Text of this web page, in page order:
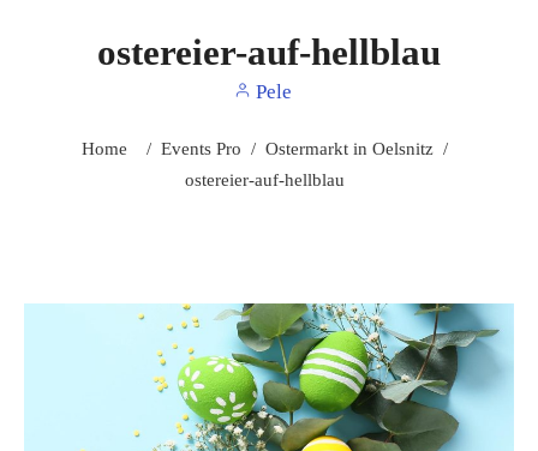
ostereier-auf-hellblau
Pele
Home / Events Pro / Ostermarkt in Oelsnitz /
ostereier-auf-hellblau